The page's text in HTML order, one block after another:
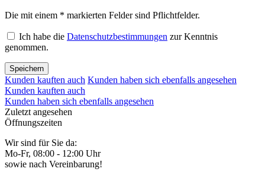
Die mit einem * markierten Felder sind Pflichtfelder.
Ich habe die Datenschutzbestimmungen zur Kenntnis
genommen.
Speichern
Kunden kauften auch Kunden haben sich ebenfalls angesehen
Kunden kauften auch
Kunden haben sich ebenfalls angesehen
Zuletzt angesehen
Öffnungszeiten
Wir sind für Sie da:
Mo-Fr, 08:00 - 12:00 Uhr
sowie nach Vereinbarung!